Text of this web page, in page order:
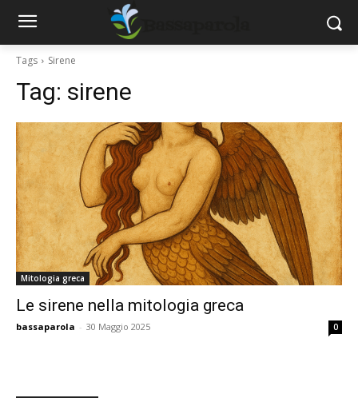
Tags Sirene
Tag: sirene
Mitologia greca
Le sirene nella mitologia greca
bassaparola - 30 Maggio 2025 0